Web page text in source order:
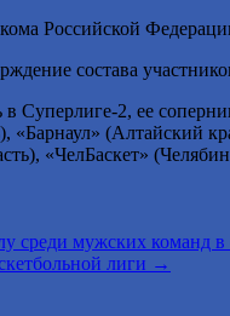
Российской
состава
2, ее
«Барнаул» (Алтайский
«ЧелБаскет»
среди мужских команд
лиги →